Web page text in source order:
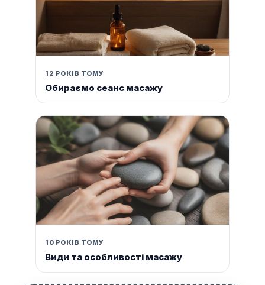
12 РОКІВ ТОМУ
Обираємо сеанс масажу
10 РОКІВ ТОМУ
Види та особливості масажу